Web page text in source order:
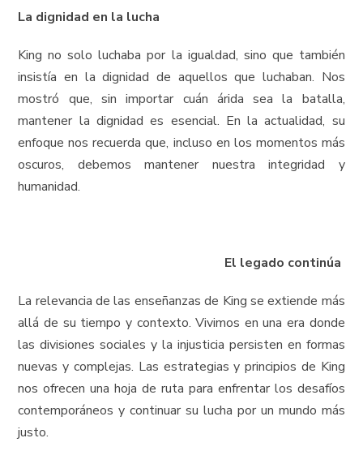
La dignidad en la lucha
King no solo luchaba por la igualdad, sino que también
insistía en la dignidad de aquellos que luchaban. Nos
mostró que, sin importar cuán árida sea la batalla,
mantener la dignidad es esencial. En la actualidad, su
enfoque nos recuerda que, incluso en los momentos más
oscuros, debemos mantener nuestra integridad y
humanidad.
El legado continúa
La relevancia de las enseñanzas de King se extiende más
allá de su tiempo y contexto. Vivimos en una era donde
las divisiones sociales y la injusticia persisten en formas
nuevas y complejas. Las estrategias y principios de King
nos ofrecen una hoja de ruta para enfrentar los desafíos
contemporáneos y continuar su lucha por un mundo más
justo.